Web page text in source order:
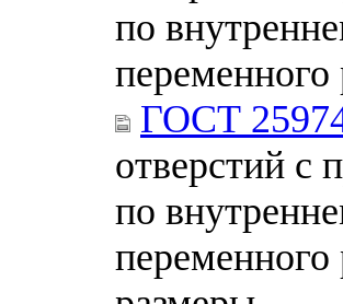
по
ГОСТ
отверстий с
по